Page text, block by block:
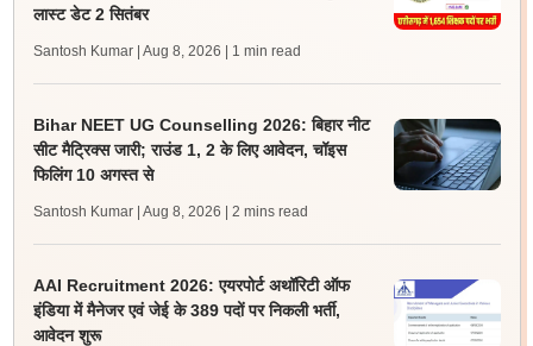
लास्ट डेट 2 सितंबर
Santosh Kumar | Aug 8, 2026 | 1 min read
Bihar NEET UG Counselling 2026: बिहार नीट
सीट मैट्रिक्स जारी; राउंड 1, 2 के लिए आवेदन, चॉइस
फिलिंग 10 अगस्त से
Santosh Kumar | Aug 8, 2026 | 2 mins read
AAI Recruitment 2026: एयरपोर्ट अथॉरिटी ऑफ
इंडिया में मैनेजर एवं जेई के 389 पदों पर निकली भर्ती,
आवेदन शुरू